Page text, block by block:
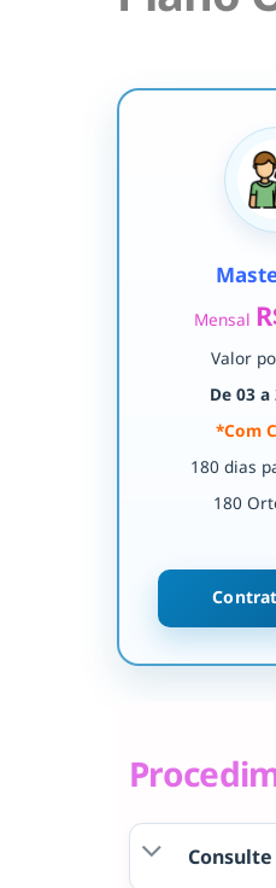
Mensal
Valor
De 03
*Com
180 dias
180